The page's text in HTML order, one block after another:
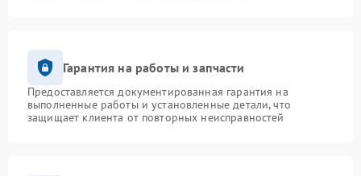
Гарантия на работы и запчасти
Предоставляется документированная гарантия на
выполненные работы и установленные детали, что
защищает клиента от повторных неисправностей